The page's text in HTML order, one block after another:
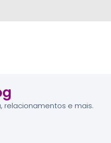
relacionamentos e mais.